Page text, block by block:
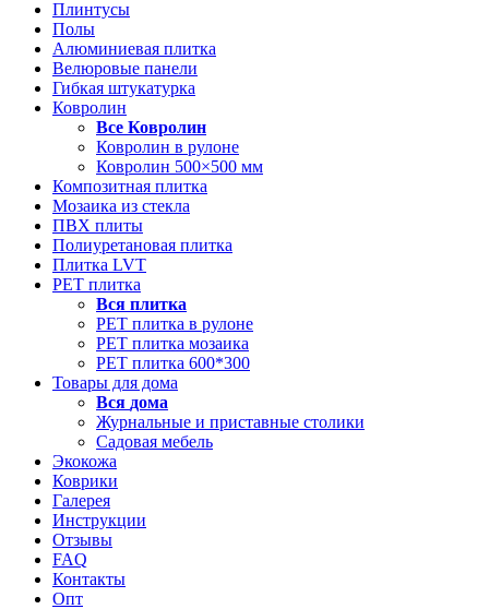
Плинтусы
Полы
Алюминиевая плитка
Велюровые панели
Гибкая штукатурка
Ковролин
Все Ковролин
Ковролин в рулоне
Ковролин 500×500 мм
Композитная плитка
Мозаика из стекла
ПВХ плиты
Полиуретановая плитка
Плитка LVT
РЕТ плитка
Вся плитка
РЕТ плитка в рулоне
РЕТ плитка мозаика
РЕТ плитка 600*300
Товары для дома
Вся дома
Журнальные и приставные столики
Садовая мебель
Экокожа
Коврики
Галерея
Инструкции
Отзывы
FAQ
Контакты
Опт